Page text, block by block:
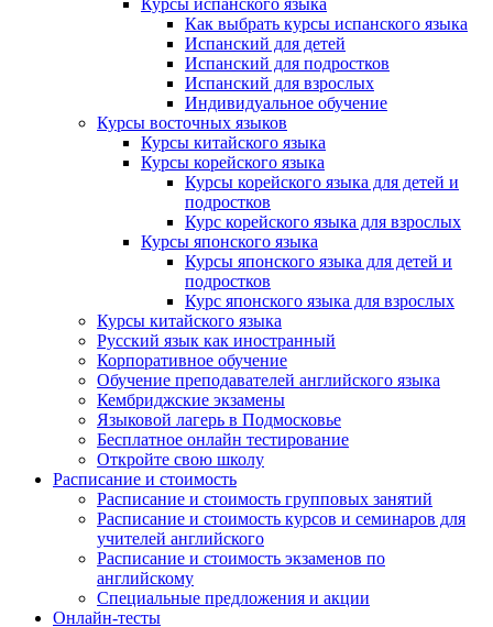
Как выбрать курсы испанского языка
Испанский для детей
Испанский для подростков
Испанский для взрослых
Индивидуальное обучение
Курсы восточных языков
Курсы китайского языка
Курсы корейского языка
Курсы корейского языка для детей и
подростков
Курс корейского языка для взрослых
Курсы японского языка
Курсы японского языка для детей и
подростков
Курс японского языка для взрослых
Курсы китайского языка
Русский язык как иностранный
Корпоративное обучение
Обучение преподавателей английского языка
Кембриджские экзамены
Языковой лагерь в Подмосковье
Бесплатное онлайн тестирование
Откройте свою школу
Расписание и стоимость
Расписание и стоимость групповых занятий
Расписание и стоимость курсов и семинаров для
учителей английского
Расписание и стоимость экзаменов по
английскому
Специальные предложения и акции
Онлайн-тесты